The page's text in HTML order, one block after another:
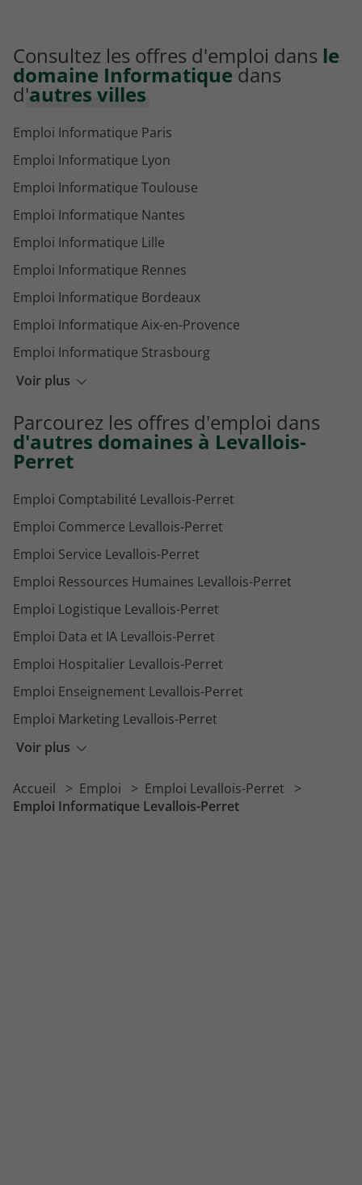
Consultez les offres d'emploi dans le
domaine Informatique dans
d'autres villes
Voir plus
Emploi Informatique Paris
Emploi Informatique Lyon
Emploi Informatique Toulouse
Emploi Informatique Nantes
Emploi Informatique Lille
Emploi Informatique Rennes
Emploi Informatique Bordeaux
Emploi Informatique Aix-en-Provence
Emploi Informatique Strasbourg
Emploi Informatique Montpellier
Emploi Informatique Grenoble
Parcourez les offres d'emploi dans
d'autres domaines à Levallois-
Perret
Voir plus
Emploi Comptabilité Levallois-Perret
Emploi Commerce Levallois-Perret
Emploi Service Levallois-Perret
Emploi Ressources Humaines Levallois-Perret
Emploi Logistique Levallois-Perret
Emploi Data et IA Levallois-Perret
Emploi Hospitalier Levallois-Perret
Emploi Enseignement Levallois-Perret
Emploi Marketing Levallois-Perret
Emploi Immobilier Levallois-Perret
Emploi Sécurité Levallois-Perret
Accueil Emploi
Emploi Levallois-Perret
Emploi Informatique Levallois-Perret